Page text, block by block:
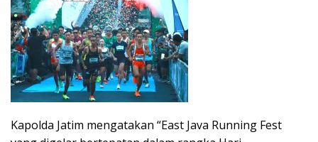
Kapolda Jatim mengatakan “East Java Running Fest